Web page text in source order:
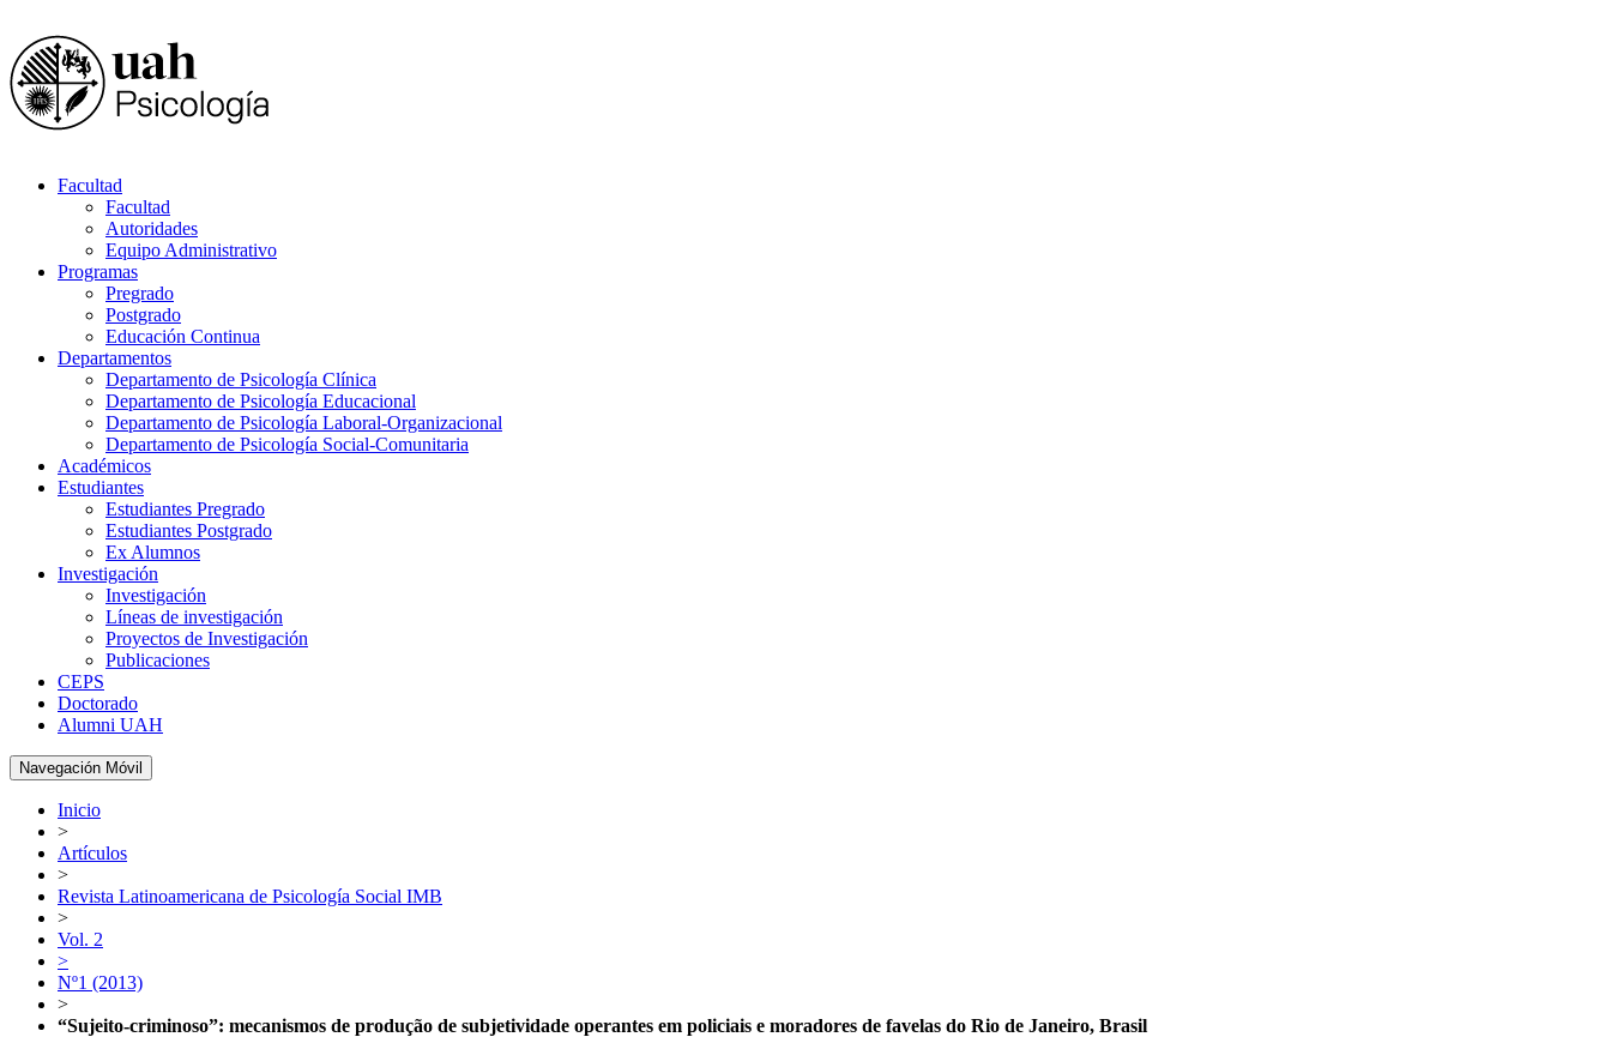
Facultad
Facultad
Autoridades
Equipo Administrativo
Programas
Pregrado
Postgrado
Educación Continua
Departamentos
Departamento de Psicología Clínica
Departamento de Psicología Educacional
Departamento de Psicología Laboral-Organizacional
Departamento de Psicología Social-Comunitaria
Académicos
Estudiantes
Estudiantes Pregrado
Estudiantes Postgrado
Ex Alumnos
Investigación
Investigación
Líneas de investigación
Proyectos de Investigación
Publicaciones
CEPS
Doctorado
Alumni UAH
Navegación Móvil
Inicio
>
Artículos
>
Revista Latinoamericana de Psicología Social IMB
>
Vol. 2
>
Nº1 (2013)
>
“Sujeito-criminoso”: mecanismos de produção de subjetividade operantes em policiais e moradores de favelas do Rio de Janeiro, Brasil